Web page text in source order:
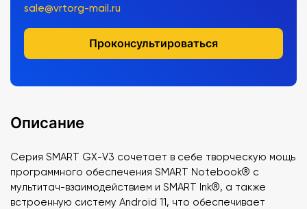
sale@vrtorg-mail.ru
Проконсультироваться
Описание
Серия SMART GX-V3 сочетает в себе творческую мощь
программного обеспечения SMART Notebook® с
мультитач-взаимодействием и SMART Ink®, а также
встроенную систему Android 11, что обеспечивает